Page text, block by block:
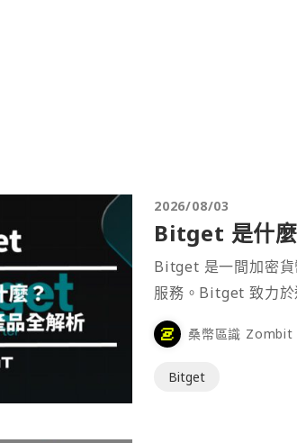
2026/08/03
Bitget 是什
Bitget 是一間加密
服務。Bitget 致力於
桑幣區識 Zombit
Bitget